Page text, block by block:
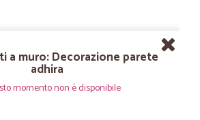
a muro: Decorazione parete
adhira
momento non è disponibile